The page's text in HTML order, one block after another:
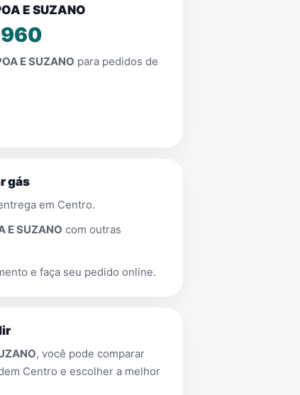
E SUZANO
E SUZANO para pedidos de
gás
em Centro.
E SUZANO com outras
e faça seu pedido online.
, você pode comparar
Centro e escolher a melhor